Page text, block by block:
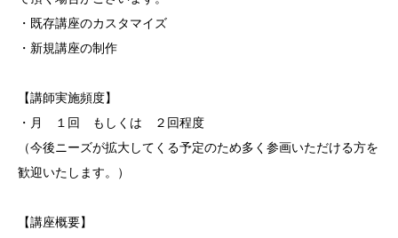
・既存講座のカスタマイズ
・新規講座の制作
【講師実施頻度】
・月 １回 もしくは ２回程度
（今後ニーズが拡大してくる予定のため多く参画いただける方を
歓迎いたします。）
【講座概要】